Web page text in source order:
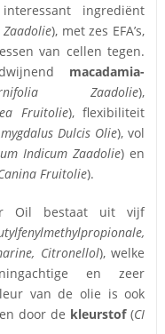
ingrediënt
), met zes EFA’s,
van cellen tegen.
macadamia-
Zaadolie),
Fruitolie), flexibiliteit
Dulcis Olie), vol
Indicum Zaadolie) en
Fruitolie).
Oil bestaat uit vijf
Citronellol), welke
en zeer
van de olie is ook
door de kleurstof(CI